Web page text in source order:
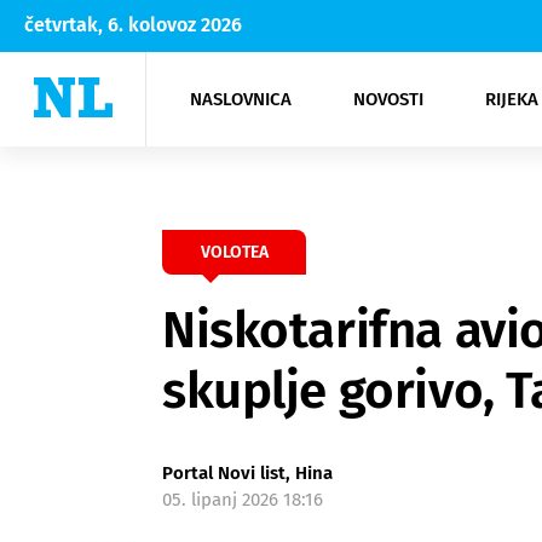
četvrtak, 6. kolovoz 2026
NASLOVNICA NOVOSTI
Rijeka Opatija
NK
Moda
Kultura
VOLOTEA
Niskotarifna
skuplje gorivo,
Portal Novi list, Hina
05. lipanj 2026 18:16